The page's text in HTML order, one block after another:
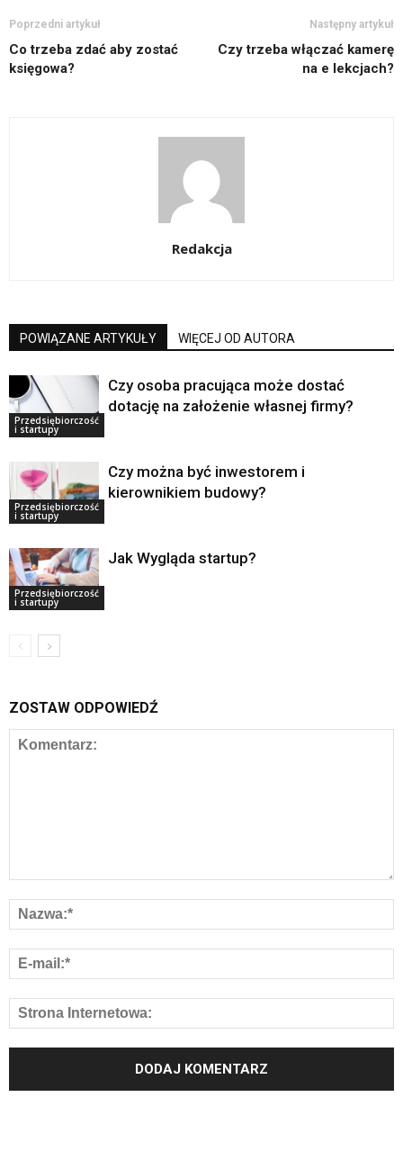
Poprzedni artykuł
Co trzeba zdać aby zostać
księgowa?
Następny artykuł
Czy trzeba włączać kamerę
na e lekcjach?
Redakcja
POWIĄZANE ARTYKUŁY WIĘCEJ OD AUTORA
Przedsiębiorczość
i startupy
Czy osoba pracująca może dostać
dotację na założenie własnej firmy?
Przedsiębiorczość
i startupy
Czy można być inwestorem i
kierownikiem budowy?
Przedsiębiorczość
i startupy
Jak Wygląda startup?
ZOSTAW ODPOWIEDŹ